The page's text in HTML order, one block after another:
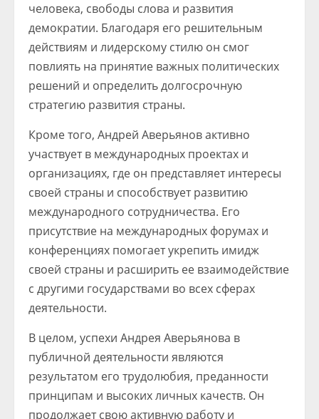
человека, свободы слова и развития
демократии. Благодаря его решительным
действиям и лидерскому стилю он смог
повлиять на принятие важных политических
решений и определить долгосрочную
стратегию развития страны.
Кроме того, Андрей Аверьянов активно
участвует в международных проектах и
организациях, где он представляет интересы
своей страны и способствует развитию
международного сотрудничества. Его
присутствие на международных форумах и
конференциях помогает укрепить имидж
своей страны и расширить ее взаимодействие
с другими государствами во всех сферах
деятельности.
В целом, успехи Андрея Аверьянова в
публичной деятельности являются
результатом его трудолюбия, преданности
принципам и высоких личных качеств. Он
продолжает свою активную работу и